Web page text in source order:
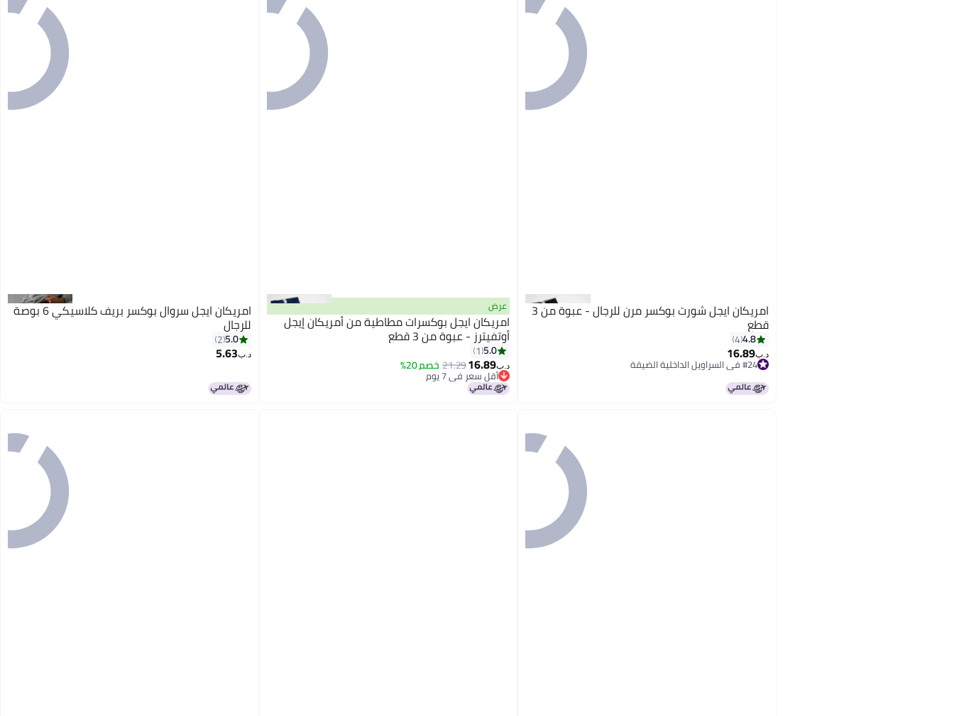
امريكان ايجل شورت بوكسر مرن للرجال - عبوة من 3
قطع
4.8
4
د.ب‏16.89
#24 في السراويل الداخلية الضيقة
عرض
امريكان ايجل بوكسرات مطاطية من أمريكان إيجل
أوتفيترز - عبوة من 3 قطع
5.0
1
د.ب‏16.89
21.29خصم 20%
أقل سعر في 7 يوم
أقل سعر في 7 يوم
امريكان ايجل سروال بوكسر بريف كلاسيكي 6 بوصة
للرجال
5.0
2
د.ب‏5.63